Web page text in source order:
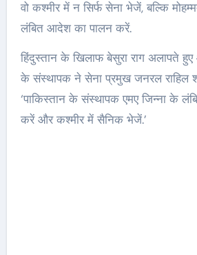
वो कश्मीर में न सिर्फ सेना भेजें, बल्कि‍
लंबित आदेश का पालन करें.
हिंदुस्तान के खि‍लाफ बेसुरा राग अलापते
के संस्थापक ने सेना प्रमुख जनरल राहिल
‘पाकिस्तान के संस्थापक एमए जिन्ना के
करें और कश्मीर में सैनिक भेजें.’